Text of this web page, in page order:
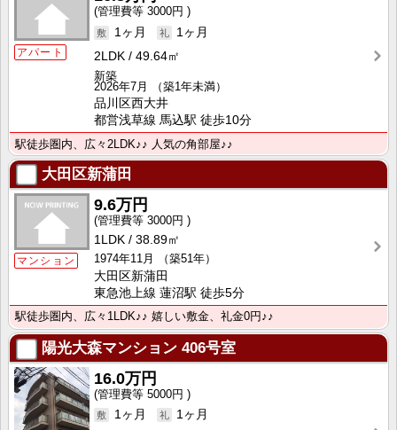
アパート
3000円
1ヶ月
1ヶ月
2LDK
49.64㎡
新築
2026年7月
（築1年未満）
品川区西大井
都営浅草線 馬込駅 徒歩10分
駅徒歩圏内、広々2LDK♪♪ 人気の角部屋♪♪
大田区新蒲田
マンション
9.6万円
3000円
1LDK
38.89㎡
1974年11月
（築51年）
大田区新蒲田
東急池上線 蓮沼駅 徒歩5分
駅徒歩圏内、広々1LDK♪♪ 嬉しい敷金、礼金0円♪♪
陽光大森マンション 406号室
16.0万円
5000円
1ヶ月
1ヶ月